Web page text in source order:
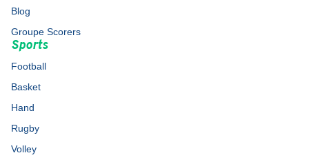
Blog
Groupe Scorers
Sports
Football
Basket
Hand
Rugby
Volley